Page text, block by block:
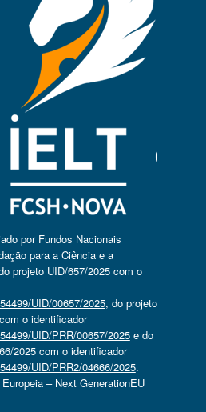
por Fundos Nacionais
para a Ciência e a
projeto UID/657/2025 com o
UID/00657/2025, do projeto
o identificador
UID/PRR/00657/2025e do
2025 com o identificador
UID/PRR2/04666/2025.
– Next GenerationEU